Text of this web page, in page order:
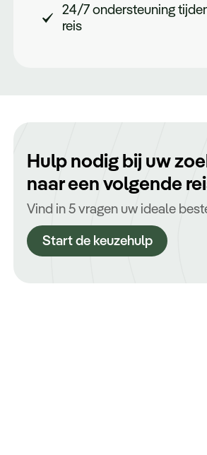
24/7 ondersteuning
reis
Hulp nodig bij uw
naar een volgende
Vind in 5 vragen uw ideale
Start de keuzehulp